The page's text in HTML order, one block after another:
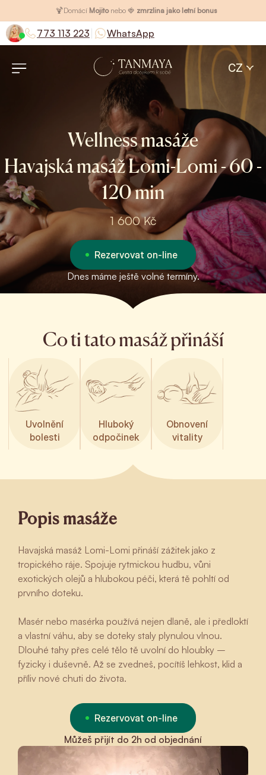
🍹Domácí Mojitonebo 🍓 zmrzlina jako letní bonus
773 113 223 WhatsApp
CZ
Wellness masáže
Havajská masáž Lomi-Lomi - 60 -
120 min
1 600 Kč
Rezervovat on-line
Dnes máme ještě volné termíny.
Co ti tato masáž přináší
Uvolnění
bolesti
Hluboký
odpočinek
Obnovení
vitality
Popis masáže
Havajská masáž Lomi-Lomi přináší zážitek jako z
tropického ráje. Spojuje rytmickou hudbu, vůni
exotických olejů a hlubokou péči, která tě pohltí od
prvního doteku.
Masér nebo masérka používá nejen dlaně, ale i předloktí
a vlastní váhu, aby se doteky staly plynulou vlnou.
Dlouhé tahy přes celé tělo tě uvolní do hloubky –
fyzicky i duševně. Až se zvedneš, pocítíš lehkost, klid a
příliv nové chuti do života.
Rezervovat on-line
Můžeš přijít do 2h od objednání